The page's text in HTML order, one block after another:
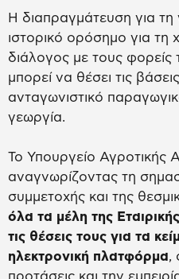
Η διαπραγμάτευση για
ιστορικό ορόσημο για
διάλογος με τους
μπορεί να θέσει τις
ανταγωνιστικό
γεωργία.
Το Υπουργείο Αγροτικής
αναγνωρίζοντας τη
συμμετοχής και της
όλα τα μέλη της
τις θέσεις τους για τα
ηλεκτρονική πλατφόρμα,